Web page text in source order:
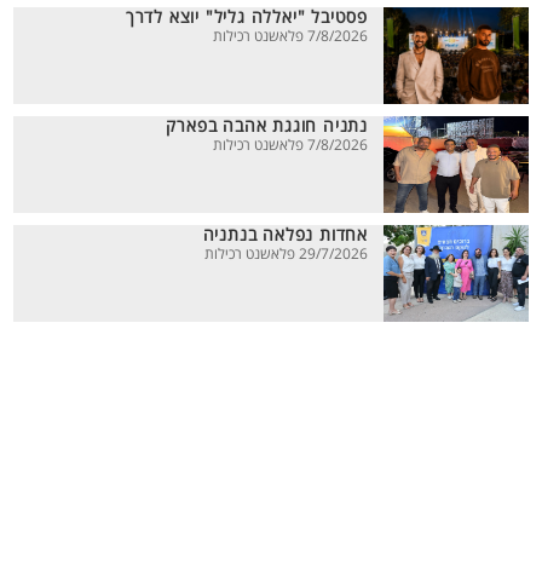
פסטיבל "יאללה גליל" יוצא לדרך
7/8/2026 פלאשנט רכילות
נתניה חוגגת אהבה בפארק
7/8/2026 פלאשנט רכילות
אחדות נפלאה בנתניה
29/7/2026 פלאשנט רכילות